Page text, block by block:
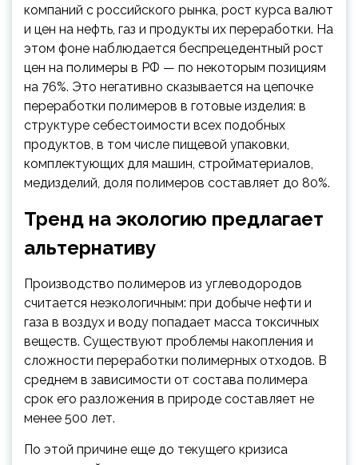
компаний с российского рынка, рост курса валют
и цен на нефть, газ и продукты их переработки. На
этом фоне наблюдается беспрецедентный рост
цен на полимеры в РФ — по некоторым позициям
на 76%. Это негативно сказывается на цепочке
переработки полимеров в готовые изделия: в
структуре себестоимости всех подобных
продуктов, в том числе пищевой упаковки,
комплектующих для машин, стройматериалов,
медизделий, доля полимеров составляет до 80%.
Тренд на экологию предлагает
альтернативу
Производство полимеров из углеводородов
считается неэкологичным: при добыче нефти и
газа в воздух и воду попадает масса токсичных
веществ. Существуют проблемы накопления и
сложности переработки полимерных отходов. В
среднем в зависимости от состава полимера
срок его разложения в природе составляет не
менее 500 лет.
По этой причине еще до текущего кризиса